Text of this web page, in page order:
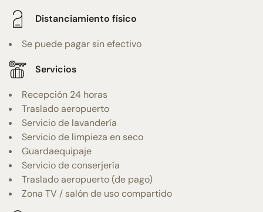
Distanciamiento físico
Se puede pagar sin efectivo
Servicios
Recepción 24 horas
Traslado aeropuerto
Servicio de lavandería
Servicio de limpieza en seco
Guardaequipaje
Servicio de conserjería
Traslado aeropuerto (de pago)
Zona TV / salón de uso compartido